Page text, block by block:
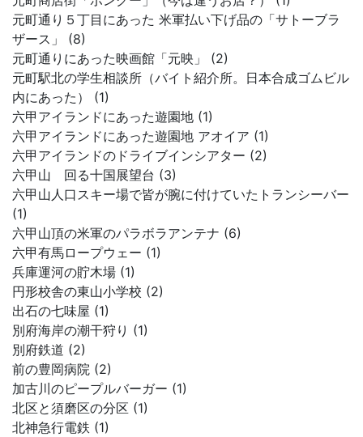
元町通り５丁目にあった 米軍払い下げ品の「サトーブラ
ザース」 (8)
元町通りにあった映画館「元映」 (2)
元町駅北の学生相談所（バイト紹介所。日本合成ゴムビル
内にあった） (1)
六甲アイランドにあった遊園地 (1)
六甲アイランドにあった遊園地 アオイア (1)
六甲アイランドのドライブインシアター (2)
六甲山 回る十国展望台 (3)
六甲山人口スキー場で皆が腕に付けていたトランシーバー
(1)
六甲山頂の米軍のパラボラアンテナ (6)
六甲有馬ロープウェー (1)
兵庫運河の貯木場 (1)
円形校舎の東山小学校 (2)
出石の七味屋 (1)
別府海岸の潮干狩り (1)
別府鉄道 (2)
前の豊岡病院 (2)
加古川のピープルバーガー (1)
北区と須磨区の分区 (1)
北神急行電鉄 (1)